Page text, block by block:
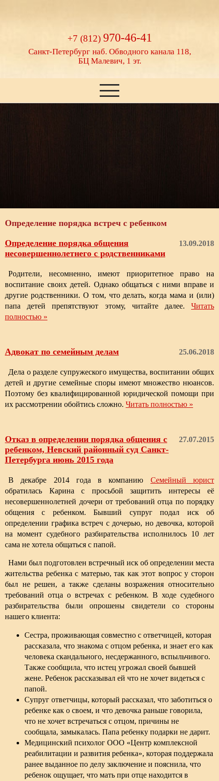
+7 (812) 970-46-41
Санкт-Петербург наб. Обводного канала 118,
БЦ Малевич, 1 эт.
Определение порядка встреч с ребенком
Определение порядка общения
несовершеннолетнего с родственниками
13.09.2018
Родители, несомненно, имеют приоритетное право на
воспитание своих детей. Однако общаться с ними вправе и
другие родственники. О том, что делать, когда мама и (или)
папа детей препятствуют этому, читайте далее. Читать
полностью »
Адвокат по семейным делам 25.06.2018
Дела о разделе супружеского имущества, воспитании общих
детей и другие семейные споры имеют множество нюансов.
Поэтому без квалифицированной юридической помощи при
их рассмотрении обойтись сложно. Читать полностью »
Отказ в определении порядка общения с
ребенком, Невский районный суд Санкт-
Петербурга июнь 2015 года
27.07.2015
В декабре 2014 года в компанию Семейный юрист
обратилась Карина с просьбой защитить интересы её
несовершеннолетней дочери от требований отца по порядку
общения с ребенком. Бывший супруг подал иск об
определении графика встреч с дочерью, но девочка, которой
на момент судебного разбирательства исполнилось 10 лет
сама не хотела общаться с папой.
Нами был подготовлен встречный иск об определении места
жительства ребенка с матерью, так как этот вопрос у сторон
был не решен, а также сделаны возражения относительно
требований отца о встречах с ребенком. В ходе судебного
разбирательства были опрошены свидетели со стороны
нашего клиента:
Сестра, проживающая совместно с ответчицей, которая
рассказала, что знакома с отцом ребенка, и знает его как
человека скандального, несдержанного, вспыльчивого.
Также сообщила, что истец угрожал своей бывшей
жене. Ребенок рассказывал ей что не хочет видеться с
папой.
Супруг ответчицы, который рассказал, что заботиться о
ребенке как о своем, и что девочка раньше говорила,
что не хочет встречаться с отцом, причины не
сообщала, замыкалась. Папа ребенку подарки не дарит.
Медицинский психолог ООО «Центр комплексной
реабилитации и развития ребенка», которая поддержала
ранее выданное по делу заключение и пояснила, что
ребенок ощущает, что мать при отце находится в